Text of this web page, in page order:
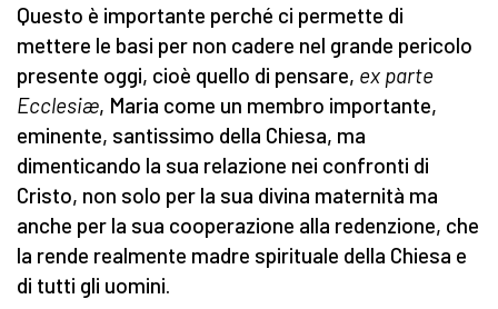
Questo è importante perché ci permette di
mettere le basi per non cadere nel grande pericolo
presente oggi, cioè quello di pensare, ex parte
Ecclesiæ, Maria come un membro importante,
eminente, santissimo della Chiesa, ma
dimenticando la sua relazione nei confronti di
Cristo, non solo per la sua divina maternità ma
anche per la sua cooperazione alla redenzione, che
la rende realmente madre spirituale della Chiesa e
di tutti gli uomini.